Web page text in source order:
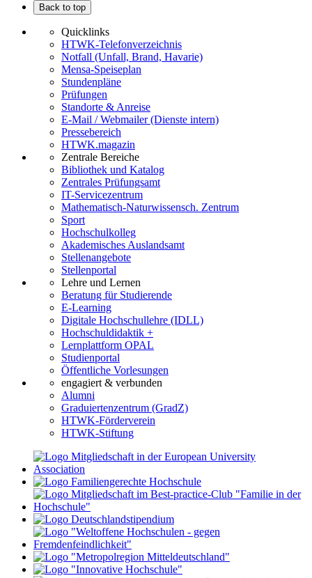
Back to top
Quicklinks
HTWK-Telefonverzeichnis
Notfall (Unfall, Brand, Havarie)
Mensa-Speiseplan
Stundenpläne
Prüfungen
Standorte & Anreise
E-Mail / Webmailer (Dienste intern)
Pressebereich
HTWK.magazin
Zentrale Bereiche
Bibliothek und Katalog
Zentrales Prüfungsamt
IT-Servicezentrum
Mathematisch-Naturwissensch. Zentrum
Sport
Hochschulkolleg
Akademisches Auslandsamt
Stellenangebote
Stellenportal
Lehre und Lernen
Beratung für Studierende
E-Learning
Digitale Hochschullehre (IDLL)
Hochschuldidaktik +
Lernplattform OPAL
Studienportal
Öffentliche Vorlesungen
engagiert & verbunden
Alumni
Graduiertenzentrum (GradZ)
HTWK-Förderverein
HTWK-Stiftung